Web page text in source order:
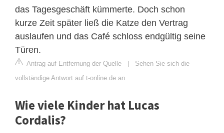
das Tagesgeschäft kümmerte. Doch schon
kurze Zeit später ließ die Katze den Vertrag
auslaufen und das Café schloss endgültig seine
Türen.
Antrag auf Entfernung der Quelle | Sehen Sie sich die
vollständige Antwort auf t-online.de an
Wie viele Kinder hat Lucas
Cordalis?